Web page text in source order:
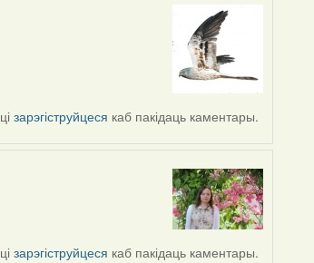
цізарэгіструйцеся каб пакідаць каментары.
цізарэгіструйцеся каб пакідаць каментары.